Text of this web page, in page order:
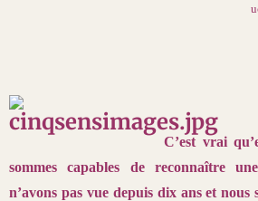
C’est vrai
sommes capables de reconnaître
n’avons pas vue depuis dix ans et nous